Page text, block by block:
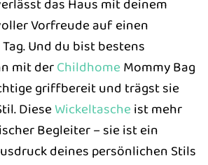
das Haus mit deinem
Vorfreude auf einen
Und du bist bestens
mit derChildhome Mommy Bag
griffbereit und trägst sie
DieseWickeltasche ist mehr
Begleiter – sie ist ein
deines persönlichen Stils